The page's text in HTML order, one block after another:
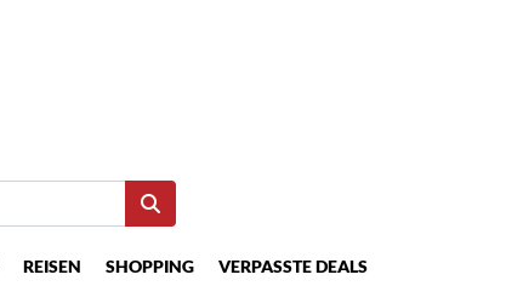
REISEN SHOPPING VERPASSTE DEALS